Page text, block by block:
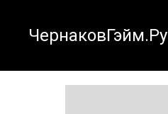
ЧернаковГэйм.Ру